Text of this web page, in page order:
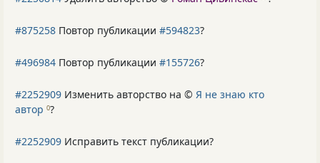
#875258 Повтор публикации #594823?
#496984 Повтор публикации #155726?
#2252909 Изменить авторство на © Я не знаю кто
автор 0?
#2252909 Исправить текст публикации?